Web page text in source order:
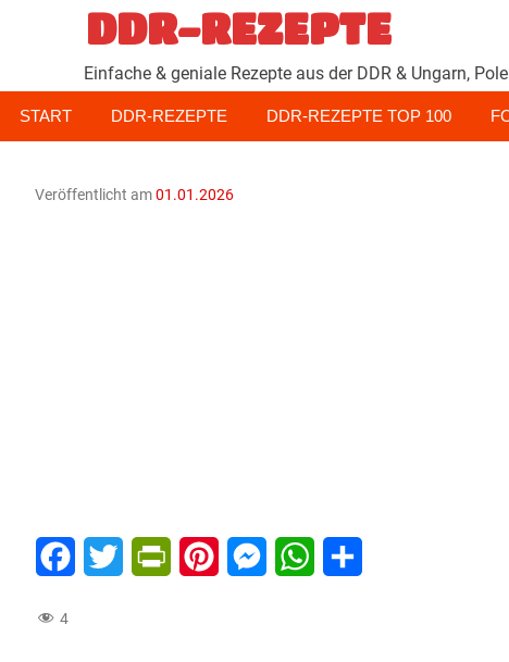
Zum
Inhalt
springen
DDR-REZEPTE
Einfache & geniale Rezepte aus der DDR & Ungarn,
START DDR-REZEPTE DDR-REZEPTE TOP 100
Veröffentlicht am01.01.2026
FacebookTwitter PrintFriendly
PinterestMessengerWhatsApp
4